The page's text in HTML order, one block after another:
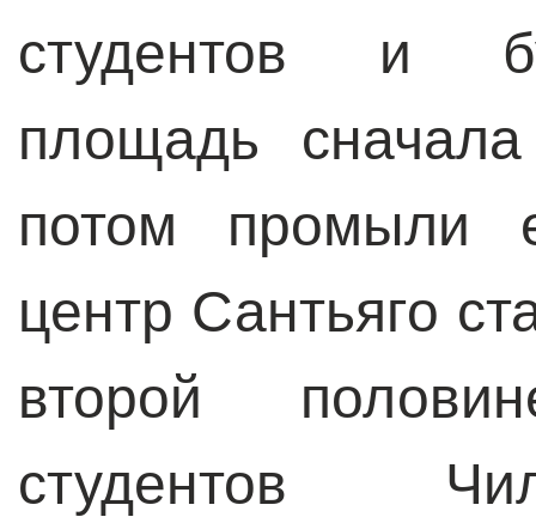
студентов и
площадь
потом промыли
центр Сантьяго
второй
студентов